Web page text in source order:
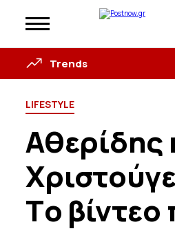
Trends
LIFESTYLE
Αθερίδης
Tο